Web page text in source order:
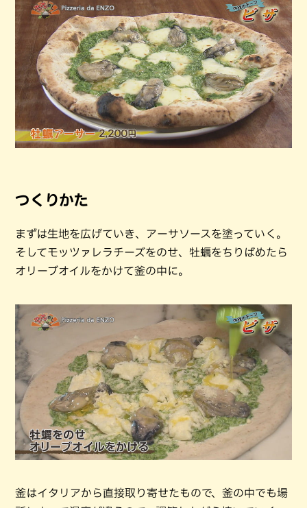
つくりかた
まずは生地を広げていき、アーサソースを塗っていく。
そしてモッツァレラチーズをのせ、牡蠣をちりばめたら
オリーブオイルをかけて釜の中に。
釜はイタリアから直接取り寄せたもので、釜の中でも場